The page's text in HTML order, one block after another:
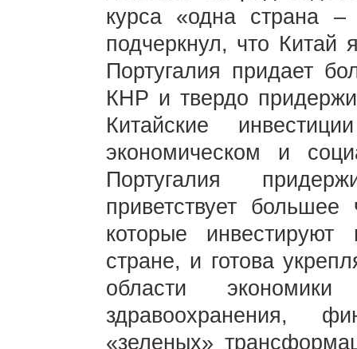
курса «одна страна
подчеркнул, что Китай
Португалия придает
КНР и твердо
Китайские
экономическом и
Португалия
приветствует большее
которые
стране, и готова
области
здравоохранения,
«зеленых»